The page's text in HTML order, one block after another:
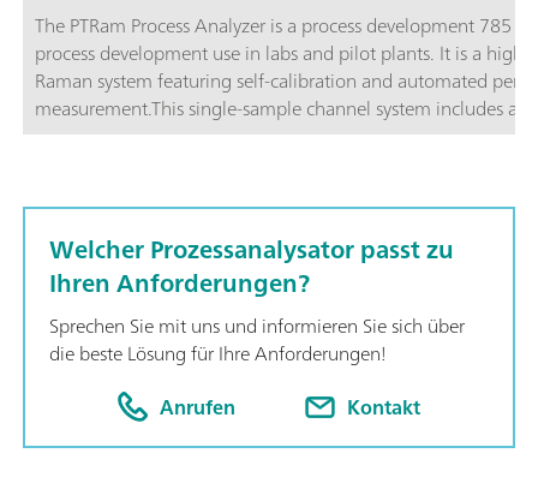
The PTRam Process Analyzer is a process development 785
process development use in labs and pilot plants. It is a high
Raman system featuring self-calibration and automated
measurement.This single-sample channel system includes
shaft. The PTRam Process Analyzer is 19” rack-mountable.
Welcher Prozessanalysator passt zu
Ihren Anforderungen?
Sprechen Sie mit uns und informieren Sie sich über
die beste Lösung für Ihre Anforderungen!
Anrufen
Kontakt